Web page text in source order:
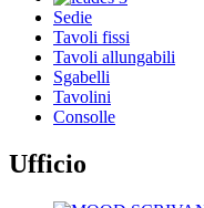
Sedie
Tavoli fissi
Tavoli allungabili
Sgabelli
Tavolini
Consolle
Ufficio